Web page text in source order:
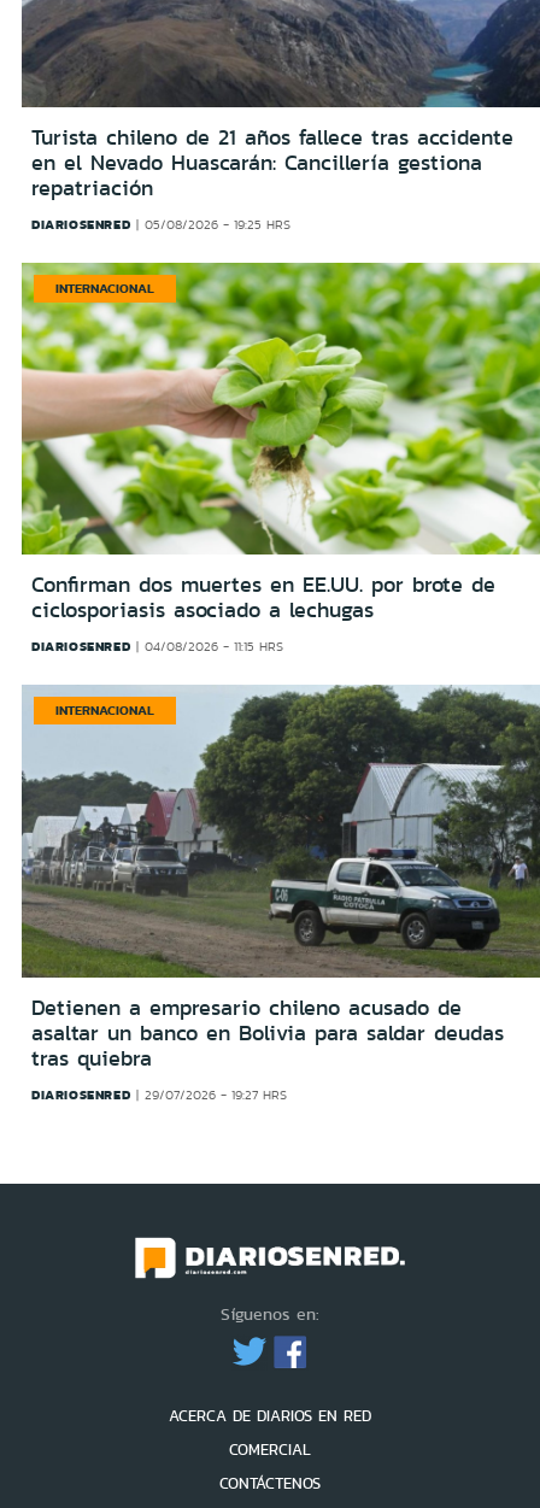
Turista chileno de 21 años fallece tras accidente
en el Nevado Huascarán: Cancillería gestiona
repatriación
DIARIOSENRED 05/08/2026 - 19:25 HRS
INTERNACIONAL
Confirman dos muertes en EE.UU. por brote de
ciclosporiasis asociado a lechugas
DIARIOSENRED 04/08/2026 - 11:15 HRS
INTERNACIONAL
Detienen a empresario chileno acusado de
asaltar un banco en Bolivia para saldar deudas
tras quiebra
DIARIOSENRED 29/07/2026 - 19:27 HRS
Síguenos en:
ACERCA DE DIARIOS EN RED
COMERCIAL
CONTÁCTENOS